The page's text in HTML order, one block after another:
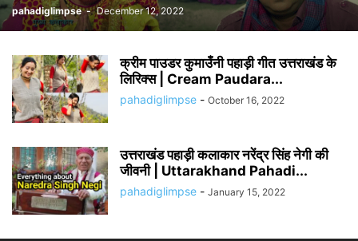
pahadiglimpse - December 12, 2022
क्रीम पाउडर कुमाउँनी पहाड़ी गीत उत्तराखंड के
लिरिक्स | Cream Paudara...
pahadiglimpse - October 16, 2022
उत्तराखंड पहाड़ी कलाकार नरेंद्र सिंह नेगी की
जीवनी | Uttarakhand Pahadi...
pahadiglimpse - January 15, 2022